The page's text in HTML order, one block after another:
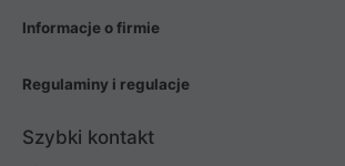
Informacje o firmie
Regulaminy i regulacje
Szybki kontakt